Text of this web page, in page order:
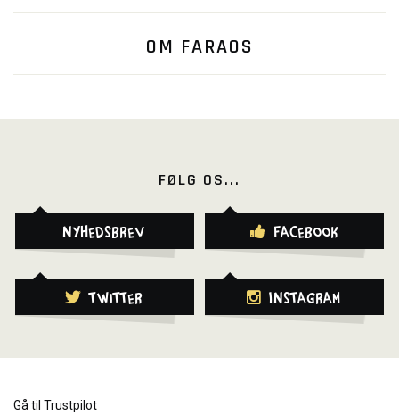
OM FARAOS
FØLG OS...
Nyhedsbrev Facebook
Twitter Instagram
Gå til Trustpilot